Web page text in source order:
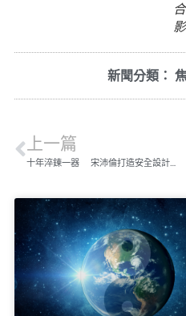
合
影
新聞分類：
上一篇
十年淬鍊一器 宋沛倫打造安全設計新標準